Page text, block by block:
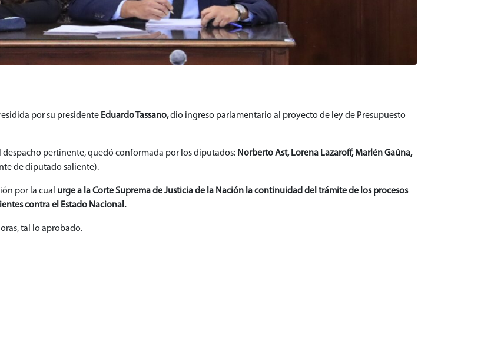
por su presidente Eduardo Tassano,dio ingreso parlamentario al proyecto de ley de Presupuesto
despacho pertinente, quedó conformada por los diputados: Norberto Ast, Lorena Lazaroff, Marlén Gaúna,
de diputado saliente).
por la cual urge a la Corte Suprema de Justicia de la Nación la continuidad del trámite de los procesos
contra el Estado Nacional.
tal lo aprobado.